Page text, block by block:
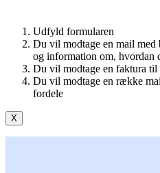
Udfyld formularen
Du vil modtage en mail med
og information om, hvordan
Du vil modtage en faktura til
Du vil modtage en række
fordele
X